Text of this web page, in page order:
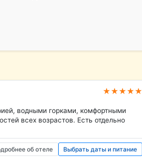
★★★★★
водными горками, комфортными
всех возрастов. Есть отдельно
об отеле Выбрать даты и питание